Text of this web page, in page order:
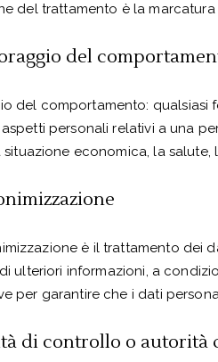
del trattamento è la
del
del comportamento: qualsiasi
personali relativi a una
situazione economica, la
è il trattamento dei
di ulteriori informazioni, a
per garantire che i dati
di controllo o autorità